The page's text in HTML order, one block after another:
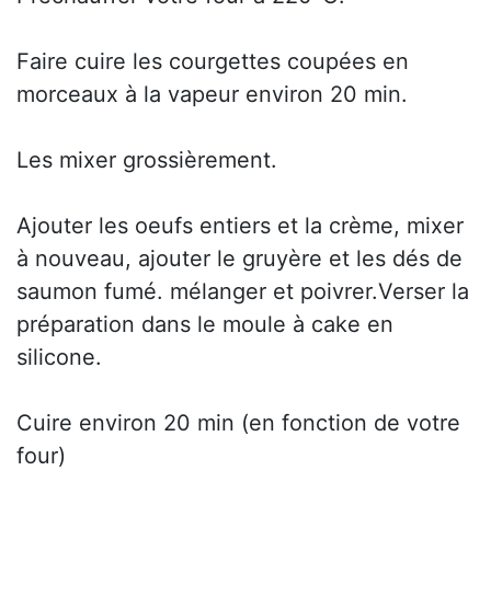
Faire cuire les courgettes coupées en
morceaux à la vapeur environ 20 min.
Les mixer grossièrement.
Ajouter les oeufs entiers et la crème, mixer
à nouveau, ajouter le gruyère et les dés de
saumon fumé. mélanger et poivrer.Verser la
préparation dans le moule à cake en
silicone.
Cuire environ 20 min (en fonction de votre
four)